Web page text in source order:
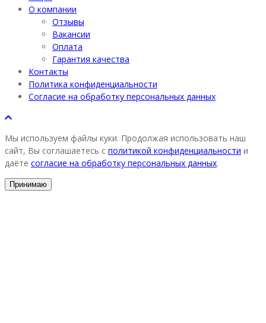
О компании
Отзывы
Вакансии
Оплата
Гарантия качества
Контакты
Политика конфиденциальности
Согласие на обработку персональных данных
Мы используем файлы куки. Продолжая использовать наш
сайт, Вы соглашаетесь с политикой конфиденциальности и
даёте согласие на обработку персональных данных.
Принимаю